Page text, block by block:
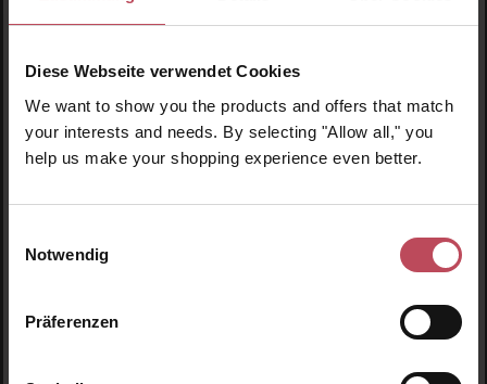
Diese Webseite verwendet Cookies
We want to show you the products and offers that match
your interests and needs. By selecting "Allow all," you
help us make your shopping experience even better.
Notwendig
Präferenzen
Madagascar Centella